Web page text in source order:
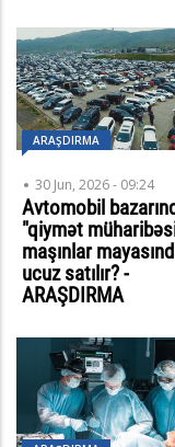
ARAŞDIRMA
30 Jun, 2026 - 09:24
Avtomobil
"qiymət
maşınlar
ucuz satılır? -
ARAŞDIRMA